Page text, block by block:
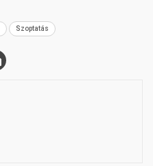
Szoptatás